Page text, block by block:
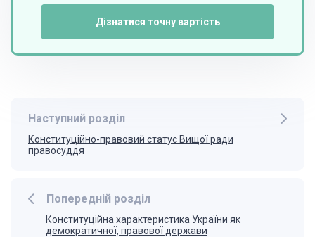
Дізнатися точну вартість
Попередній розділ
Конституційна характеристика України як
демократичної, правової держави
Наступний розділ
Конституційно-правовий статус Вищої ради
правосуддя